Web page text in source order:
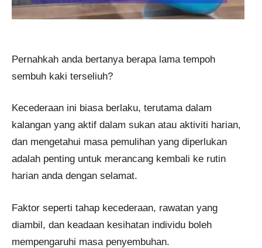
Pernahkah anda bertanya berapa lama tempoh
sembuh kaki terseliuh?
Kecederaan ini biasa berlaku, terutama dalam
kalangan yang aktif dalam sukan atau aktiviti harian,
dan mengetahui masa pemulihan yang diperlukan
adalah penting untuk merancang kembali ke rutin
harian anda dengan selamat.
Faktor seperti tahap kecederaan, rawatan yang
diambil, dan keadaan kesihatan individu boleh
mempengaruhi masa penyembuhan.